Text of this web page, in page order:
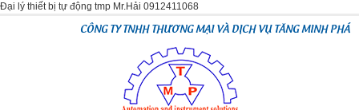
Đại lý thiết bị tự động tmp Mr.Hải 0912411068
CÔNG TY TNHH THƯƠNG MẠI VÀ DỊCH VỤ TĂNG MINH PHÁT